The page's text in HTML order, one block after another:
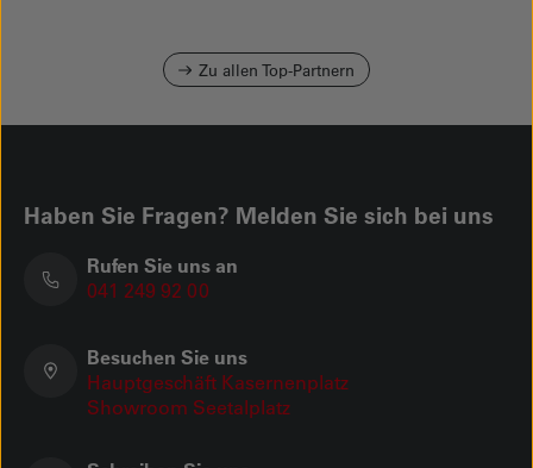
Zu allen Top-Partnern
Haben Sie Fragen? Melden Sie sich bei uns
Rufen Sie uns an
041 249 92 00
Besuchen Sie uns
Hauptgeschäft Kasernenplatz
Showroom Seetalplatz